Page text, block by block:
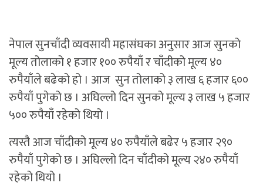
नेपाल सुनचाँदी व्यवसायी महासंघका अनुसार आज सुनको
मूल्य तोलाको १ हजार १०० रुपैयाँ र चाँदीको मूल्य ४०
रुपैयाँले बढेको हो । आज सुन तोलाको ३ लाख ६ हजार ६००
रुपैयाँ पुगेको छ । अघिल्लो दिन सुनको मूल्य ३ लाख ५ हजार
५०० रुपैयाँ रहेको थियो ।
त्यस्तै आज चाँदीको मूल्य ४० रुपैयाँले बढेर ५ हजार २९०
रुपैयाँ पुगेको छ । अघिल्लो दिन चाँदीको मूल्य २४० रुपैयाँ
रहेको थियो ।